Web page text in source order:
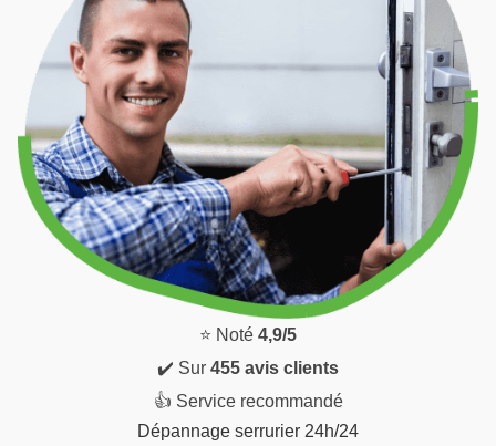
⭐ Noté 4,9/5
✔️ Sur 455 avis clients
👍 Service recommandé
Dépannage serrurier 24h/24